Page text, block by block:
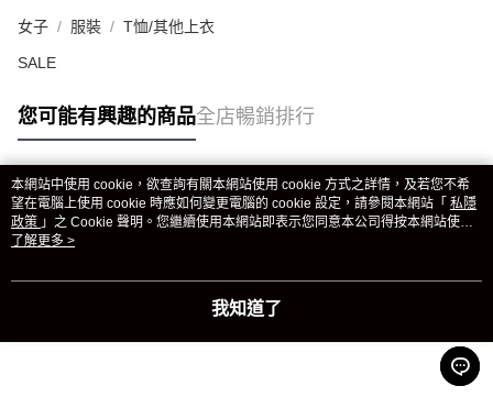
女子 服裝 T恤/其他上衣
SALE
您可能有興趣的商品全店暢銷排行
熱門標籤
熱銷排行
本網站中使用 cookie，欲查詢有關本網站使用 cookie 方式之詳情，及若您不希
望在電腦上使用 cookie 時應如何變更電腦的 cookie 設定，請參閱本網站「 私隱
政策 」之 Cookie 聲明。您繼續使用本網站即表示您同意本公司得按本網站使用
條款之 Cookie 聲明使用 cookie。
了解更多 >
我知道了